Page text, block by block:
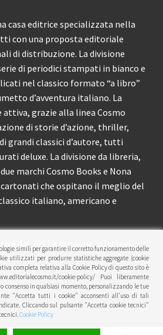
casa editrice specializzata nella
con una proposta editoriale
di distribuzione. La divisione
di periodici stampati in bianco e
nel classico formato “a libro”
d’avventura italiano. La
grazie alla linea Cosmo
di storie d’azione, thriller,
grandi classici d’autore, tutti
deluxe. La divisione da libreria,
marchi Cosmo Books e Nona
che ospitano il meglio del
italiano, americano e
dal 2012 e propone ai lettori
l’anno.
simili per garantire il corretto funzionamento delle
utilizzati per produrre statistiche aggregate (cookie
completa relativa alla Cookie Policy di questo sito è
cookie-policy/ Puoi liberamente
consenso in qualsiasi momento, personalizzando le tue
"Accetta tutti i cookie" acconsenti all'uso di tali
Cliccando sul pulsante "Accetta cookie tecnici"
Cookie Policy